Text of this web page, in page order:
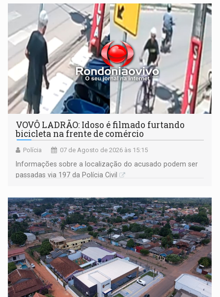
VOVÔ LADRÃO: Idoso é filmado furtando
bicicleta na frente de comércio
Polícia 07 de Agosto de 2026 às 15:15
Informações sobre a localização do acusado podem ser
passadas via 197 da Polícia Civil